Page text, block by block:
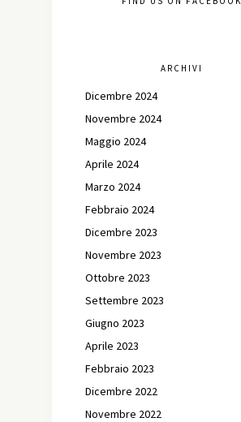
ARCHIVI
Dicembre 2024
Novembre 2024
Maggio 2024
Aprile 2024
Marzo 2024
Febbraio 2024
Dicembre 2023
Novembre 2023
Ottobre 2023
Settembre 2023
Giugno 2023
Aprile 2023
Febbraio 2023
Dicembre 2022
Novembre 2022